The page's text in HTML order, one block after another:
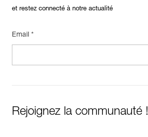
et restez connecté à notre actualité
Email *
Rejoignez la communauté !